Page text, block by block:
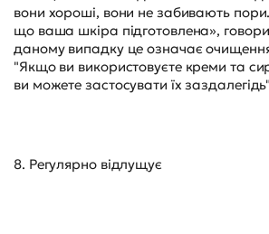
вони хороші, вони не забивають
що ваша шкіра підготовлена»,
даному випадку це означає
"Якщо ви використовуєте креми та
ви можете застосувати їх
8. Регулярно відлущує